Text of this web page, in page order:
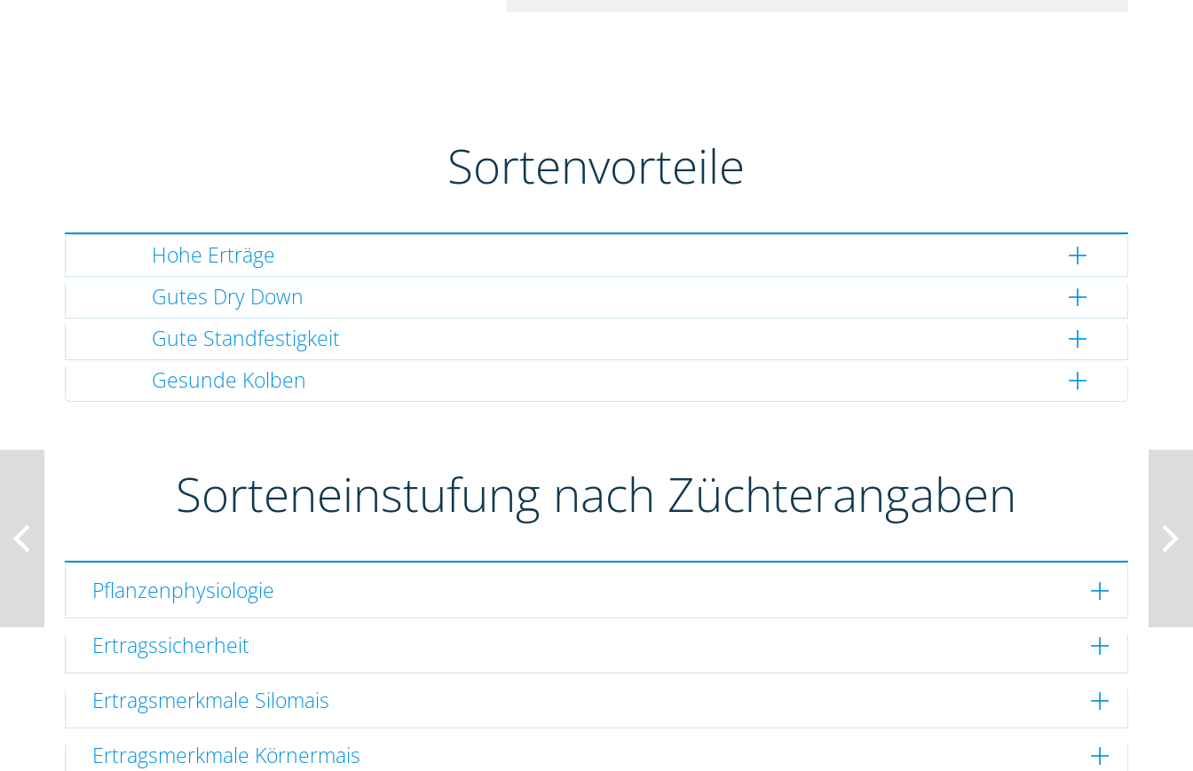
Sortenvorteile
Hohe Erträge
Gutes Dry Down
Gute Standfestigkeit
Gesunde Kolben
Sorteneinstufung nach Züchterangaben
Pflanzenphysiologie
Ertragssicherheit
Ertragsmerkmale Silomais
Ertragsmerkmale Körnermais